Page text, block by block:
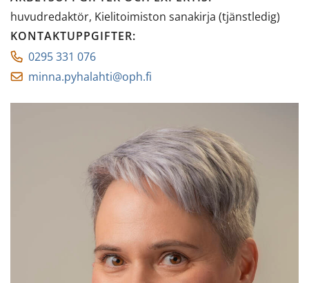
huvudredaktör, Kielitoimiston sanakirja (tjänstledig)
KONTAKTUPPGIFTER:
0295 331 076
minna.pyhalahti@oph.fi